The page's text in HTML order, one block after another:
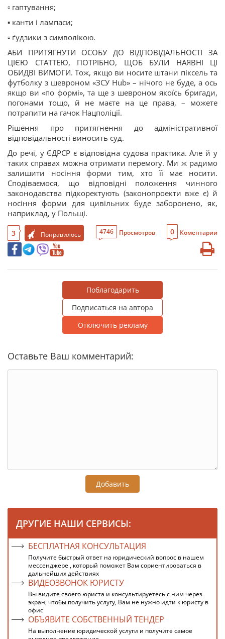
▫️ гаптування;
▪️ канти і лампаси;
▫️ ґудзики з символікою.
АБИ ПРИТЯГНУТИ ОСОБУ ДО ВІДПОВІДАЛЬНОСТІ ЗА
ЦІЄЮ СТАТТЕЮ, ПОТРІБНО, ЩОБ БУЛИ НАЯВНІ ЦІ
ОБИДВІ ВИМОГИ. Тож, якщо ви носите штани піксель та
футболку з шевроном «ЗСУ Hub» – нічого не буде, а ось
якщо ви «по формі», та ще з шевроном якоїсь бригади,
погонами тощо, й не маєте на це права, – можете
потрапити на гачок Нацполіції.
Рішення про притягнення до адміністративної
відповідальності виносить суд.
До речі, у ЄДРСР є відповідна судова практика. Але й у
таких справах можна отримати перемогу. Ми ж радимо
залишити носіння форми тим, хто її має носити.
Сподіваємося, що відповідні положення чинного
законодавства підкоректують (законопроекти вже є) й
носіння форми для цивільних буде заборонено, як,
наприклад, у Польщі.
3 Понравилось 4746 Просмотров 0 Коментарии
Поблагодарить
Подписаться на автора
Отключить рекламу
Оставьте Ваш комментарий:
Добавить
ДРУГИЕ НАШИ СЕРВИСЫ:
БЕСПЛАТНАЯ КОНСУЛЬТАЦИЯ
Получите быстрый ответ на юридический вопрос в нашем
мессенджере , который поможет Вам сориентироваться в
дальнейших действиях
ВИДЕОЗВОНОК ЮРИСТУ
Вы видите своего юриста и консультируетесь с ним через
экран, чтобы получить услугу, Вам не нужно идти к юристу в
офис
ОБЪЯВИТЕ СОБСТВЕННЫЙ ТЕНДЕР
На выполнение юридической услуги и получите самое